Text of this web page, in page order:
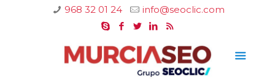
968 32 01 24 info@seoclic.com